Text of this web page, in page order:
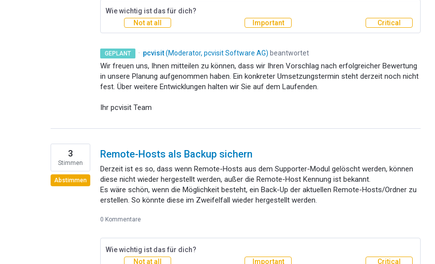
Wie wichtig ist das für dich?
Not at all
Important Critical
GEPLANT · pcvisit(Moderator, pcvisit Software AG) beantwortet
Wir freuen uns, Ihnen mitteilen zu können, dass wir Ihren Vorschlag nach erfolgreicher Bewertung
in unsere Planung aufgenommen haben. Ein konkreter Umsetzungstermin steht derzeit noch nicht
fest. Über weitere Entwicklungen halten wir Sie auf dem Laufenden.
Ihr pcvisit Team
Remote-Hosts als Backup sichern
Derzeit ist es so, dass wenn Remote-Hosts aus dem Supporter-Modul gelöscht werden, können
diese nicht wieder hergestellt werden, außer die Remote-Host Kennung ist bekannt.
Es wäre schön, wenn die Möglichkeit besteht, ein Back-Up der aktuellen Remote-Hosts/Ordner zu
erstellen. So könnte diese im Zweifelfall wieder hergestellt werden.
3
Stimmen
Abstimmen
0 Kommentare
Wie wichtig ist das für dich?
Not at all
Important Critical